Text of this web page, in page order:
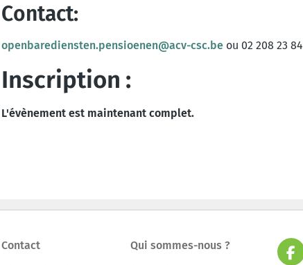
Contact:
openbarediensten.pensioenen@acv-csc.be ou 02 208 23 84
Inscription :
L'évènement est maintenant complet.
Contact Qui sommes-nous ?